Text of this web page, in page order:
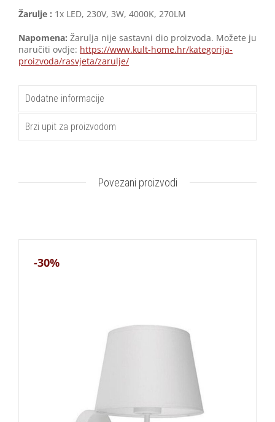
Žarulje : 1x LED, 230V, 3W, 4000K, 270LM
Napomena: Žarulja nije sastavni dio proizvoda. Možete ju
naručiti ovdje: https://www.kult-home.hr/kategorija-
proizvoda/rasvjeta/zarulje/
Dodatne informacije
Brzi upit za proizvodom
Povezani proizvodi
-30%